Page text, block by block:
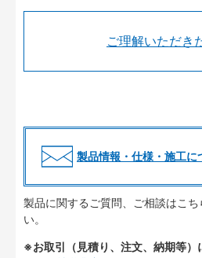
ご理解いただき
製品情報・仕様・施工に
製品に関するご質問、ご相談はこ
い。
※お取引（見積り、注文、納期等）